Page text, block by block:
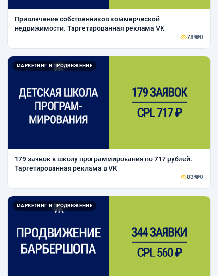
Привлечение собственников коммерческой
недвижимости. Таргетированная реклама VK
78 0
МАРКЕТИНГ И ПРОДВИЖЕНИЕ
179 заявок в школу программирования по 717 рублей.
Таргетированная реклама в VK
83 0
МАРКЕТИНГ И ПРОДВИЖЕНИЕ